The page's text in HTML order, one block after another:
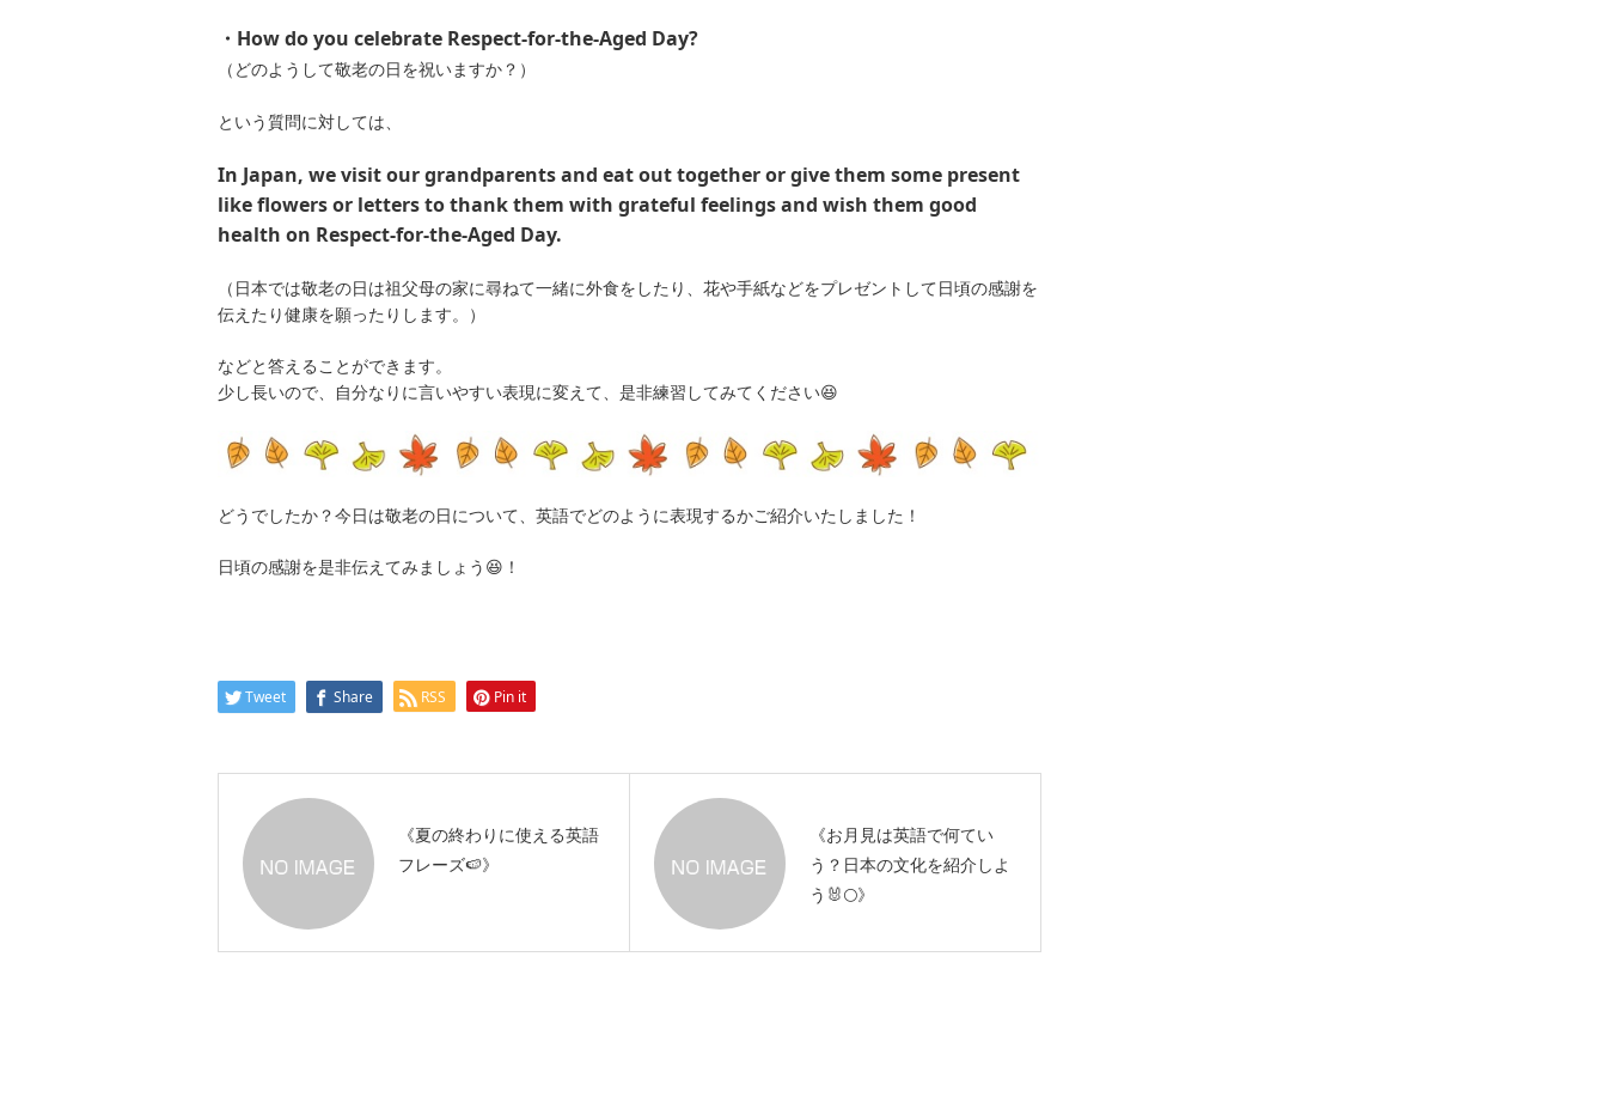
・How do you celebrate Respect-for-the-Aged Day?
（どのようして敬老の日を祝いますか？）
という質問に対しては、
In Japan, we visit our grandparents and eat out together or give them some present
like flowers or letters to thank them with grateful feelings and wish them good
health on Respect-for-the-Aged Day.
（日本では敬老の日は祖父母の家に尋ねて一緒に外食をしたり、花や手紙などをプレゼントして日頃の感謝を
伝えたり健康を願ったりします。）
などと答えることができます。
少し長いので、自分なりに言いやすい表現に変えて、是非練習してみてください😆
どうでしたか？今日は敬老の日について、英語でどのように表現するかご紹介いたしました！
日頃の感謝を是非伝えてみましょう😆！
Tweet Share RSS Pin it
《夏の終わりに使える英語
フレーズ🍉》
《お月見は英語で何てい
う？日本の文化を紹介しよ
う🐰🌕》